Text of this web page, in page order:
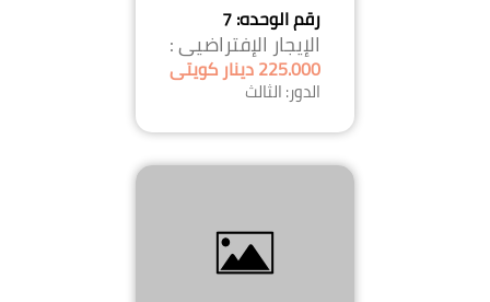
رقم الوحده: 7
الإيجار الإفتراضيى :
225.000 دينار كويتى
الدور: الثالث